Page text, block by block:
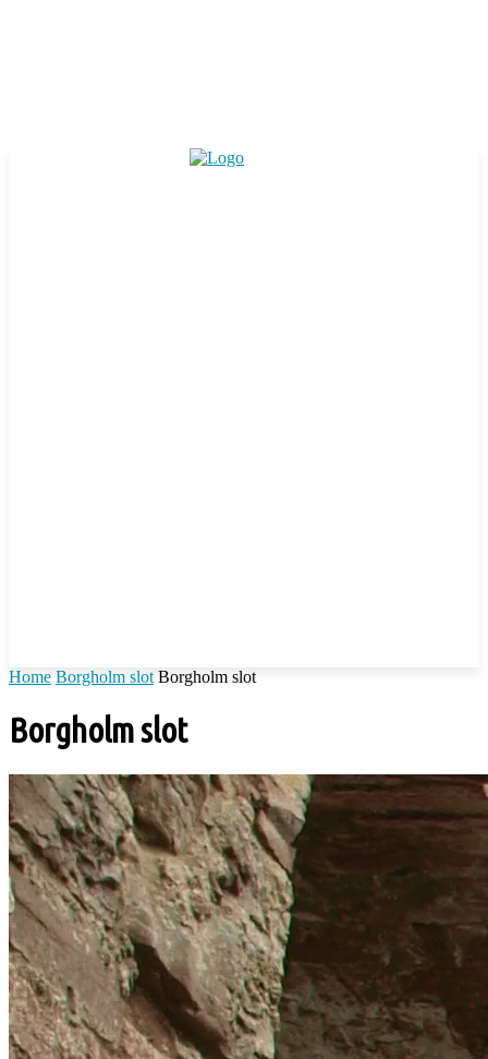
Home Borgholm slot Borgholm slot
Borgholm slot